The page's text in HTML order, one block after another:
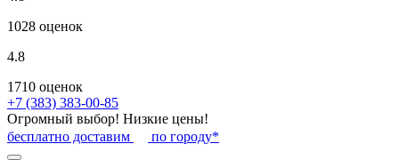
1028 оценок
4.8
1710 оценок
+7 (383) 383-00-85
Огромный выбор! Низкие цены!
бесплатно доставим
по городу*